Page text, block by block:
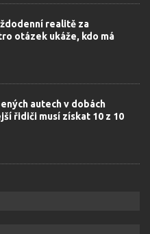
realitě za
otázek ukáže, kdo má
autech v dobách
řidiči musí získat 10 z 10